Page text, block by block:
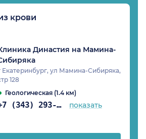
крови
Династия на Мамина-
Екатеринбург, ул Мамина-Сибиряка,
128
Геологическая (1.4 км)
+7 (343) 293-30-81 показать